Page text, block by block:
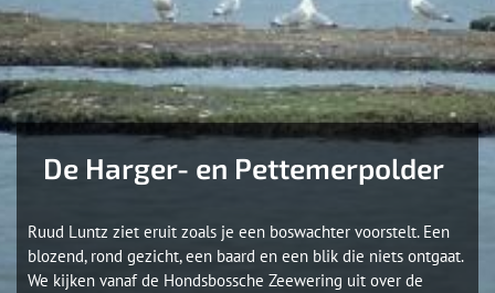
De Harger- en Pettemerpolder
Ruud Luntz ziet eruit zoals je een boswachter voorstelt. Een
blozend, rond gezicht, een baard en een blik die niets ontgaat.
We kijken vanaf de Hondsbossche Zeewering uit over de